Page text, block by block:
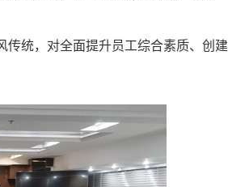
统，对全面提升员工综合素质、创